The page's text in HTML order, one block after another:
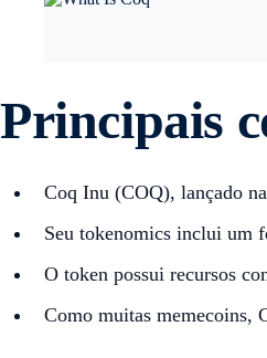
Principais
Coq Inu (COQ), lançado
Seu tokenomics inclui um
O token possui recursos
Como muitas memecoins,